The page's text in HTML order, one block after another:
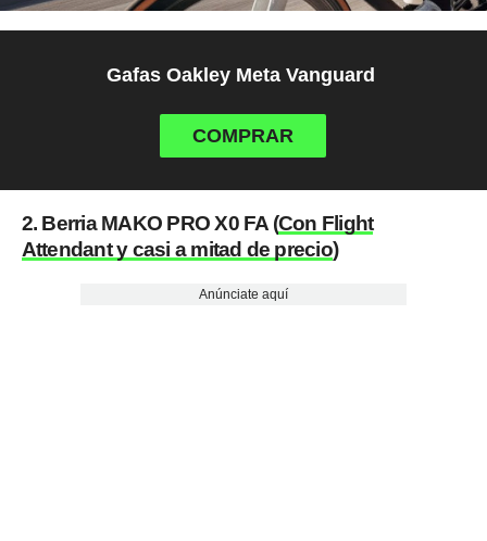
Gafas Oakley Meta Vanguard
COMPRAR
2. Berria MAKO PRO X0 FA (Con Flight
Attendant y casi a mitad de precio)
Anúnciate aquí